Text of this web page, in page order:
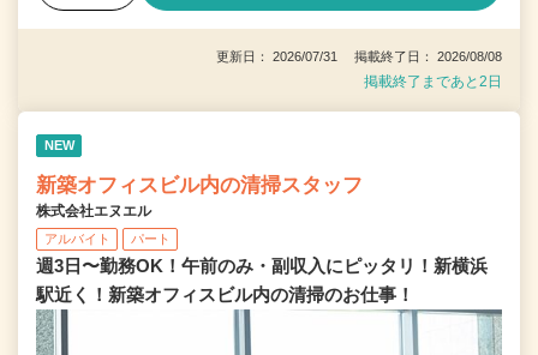
更新日： 2026/07/31 掲載終了日： 2026/08/08
掲載終了まであと2日
NEW
新築オフィスビル内の清掃スタッフ
株式会社エヌエル
アルバイト パート
週3日〜勤務OK！午前のみ・副収入にピッタリ！新横浜
駅近く！新築オフィスビル内の清掃のお仕事！